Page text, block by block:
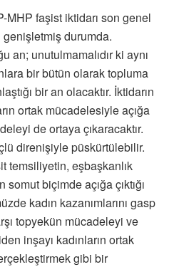
faşist iktidarı son genel
durumda.
an; unutulmamalıdır ki aynı
bir bütün olarak topluma
bir an olacaktır. İktidarın
ortak mücadelesiyle açığa
de ortaya çıkaracaktır.
direnişiyle püskürtülebilir.
temsiliyetin, eşbaşkanlık
biçimde açığa çıktığı
kadın kazanımlarını gasp
topyekün mücadeleyi ve
inşayı kadınların ortak
gibi bir